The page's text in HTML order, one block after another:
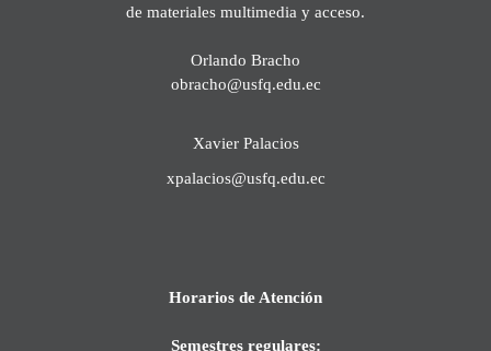
de materiales multimedia y acceso.
Orlando Bracho
obracho@usfq.edu.ec
Xavier Palacios
xpalacios@usfq.edu.ec
Horarios de Atención
Semestres regulares: